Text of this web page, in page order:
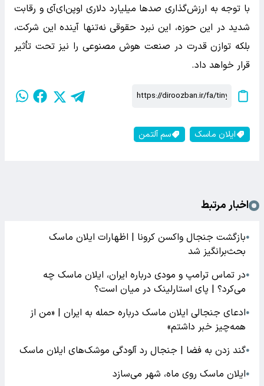
با توجه به ارزش‌گذاری صدها میلیارد دلاری اوپن‌ای‌آی و رقابت
شدید در این حوزه، این نبرد حقوقی نه‌تنها آینده این شرکت،
بلکه توازن قدرت در صنعت هوش مصنوعی را نیز تحت تأثیر
قرار خواهد داد.
ایلان ماسک سم آلتمن
اخبار مرتبط
●بازگشت جنجال واکسن کرونا | اظهارات ایلان ماسک
بحث‌برانگیز شد
●در تماس ترامپ و مودی درباره ایران، ایلان ماسک چه
می‌کرد؟ | پای استارلینک در میان است؟
●ادعای جنجالی ایلان ماسک درباره حمله به ایران | «من از
همه‌چیز خبر داشتم»
●گند زدن به فضا | جنجال رد آلودگی موشک‌های ایلان ماسک
●ایلان ماسک روی ماه، شهر می‌سازد